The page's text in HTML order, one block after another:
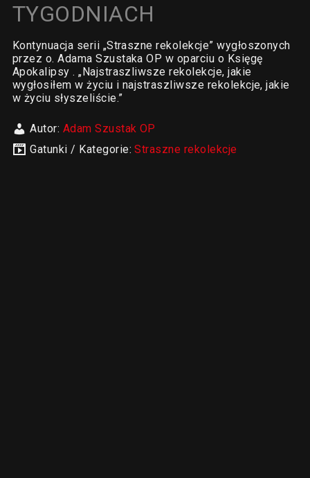
TYGODNIACH
Kontynuacja serii „Straszne rekolekcje” wygłoszonych
przez o. Adama Szustaka OP w oparciu o Księgę
Apokalipsy . „Najstraszliwsze rekolekcje, jakie
wygłosiłem w życiu i najstraszliwsze rekolekcje, jakie
w życiu słyszeliście.”
Autor: Adam Szustak OP
Gatunki / Kategorie:Straszne rekolekcje